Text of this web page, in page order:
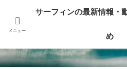
サーフィンに関するニュース・話題や最新
メニュー
サーフィンの最新情報・
め